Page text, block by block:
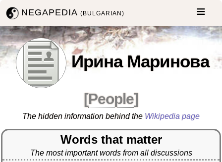
NEGAPEDIA(BULGARIAN)
Ирина Маринова
[People]
The hidden information behind the Wikipedia page
Words that matter
The most important words from all discussions